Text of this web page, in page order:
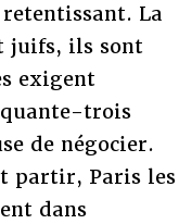
La
juifs, ils sont
exigent
trois
de négocier.
partir, Paris les
dans